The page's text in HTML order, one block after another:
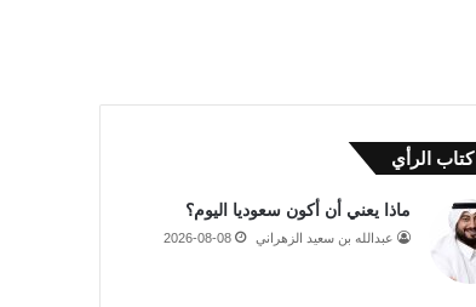
كتاب الرأي
ماذا يعني أن أكون سعوديا اليوم؟
عبدالله بن سعيد الزهراني 2026-08-08